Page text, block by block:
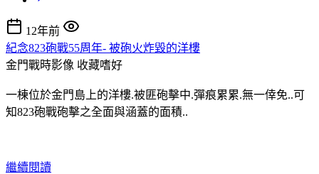
12年前
紀念823砲戰55周年- 被砲火炸毀的洋樓
金門戰時影像 收藏嗜好
一棟位於金門島上的洋樓.被匪砲擊中.彈痕累累.無一倖免..可
知823砲戰砲擊之全面與涵蓋的面積..
繼續閱讀